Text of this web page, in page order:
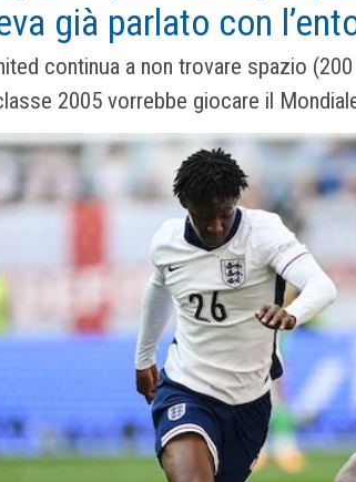
già parlato con
continua a non trovare spazio
2005 vorrebbe giocare il